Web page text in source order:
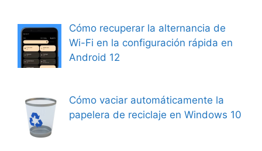
Cómo recuperar la alternancia de
Wi-Fi en la configuración rápida en
Android 12
Cómo vaciar automáticamente la
papelera de reciclaje en Windows 10